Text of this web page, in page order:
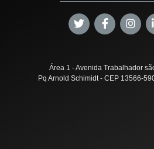
Área 1 - Avenida Trabalhador
Pq Arnold Schimidt - CEP 13566-